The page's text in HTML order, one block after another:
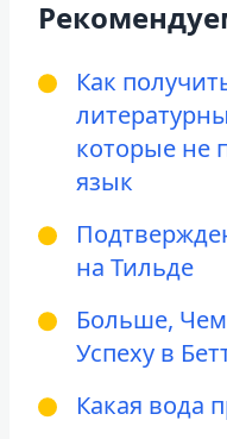
Как
которые не
язык
на Тильде
Больше,
Успеху в
Какая вода